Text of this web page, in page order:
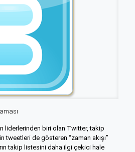
liderlerinden biri olan Twitter, takip
tweetleri de gösteren “zaman akışı”
takip listesini daha ilgi çekici hale